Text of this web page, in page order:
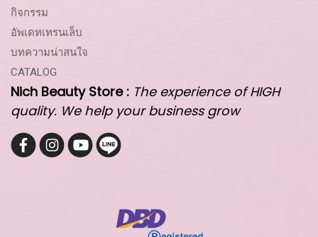
กิจกรรม
อัพเดทเทรนเล็บ
บทความน่าสนใจ
CATALOG
Nich Beauty Store : The experience of HIGH
quality. We help your business grow